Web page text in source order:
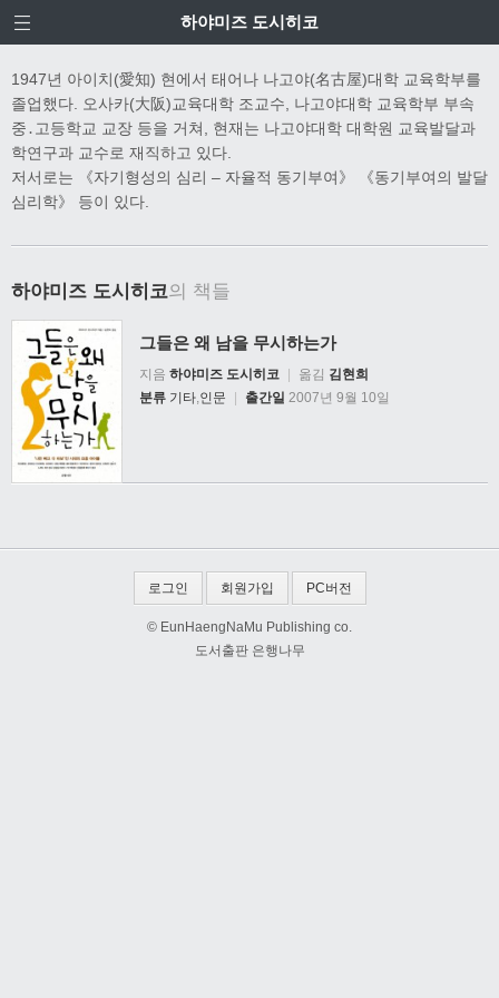
하야미즈 도시히코
1947년 아이치(愛知) 현에서 태어나 나고야(名古屋)대학 교육학부를
졸업했다. 오사카(大阪)교육대학 조교수, 나고야대학 교육학부 부속
중․고등학교 교장 등을 거쳐, 현재는 나고야대학 대학원 교육발달과
학연구과 교수로 재직하고 있다.
저서로는 《자기형성의 심리 – 자율적 동기부여》 《동기부여의 발달
심리학》 등이 있다.
하야미즈 도시히코의 책들
그들은 왜 남을 무시하는가
지음 하야미즈 도시히코 옮김 김현희
분류 기타,인문 출간일 2007년 9월 10일
로그인 회원가입 PC버전
© EunHaengNaMu Publishing co.
도서출판 은행나무